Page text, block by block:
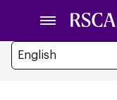
hoofdinhoud
Looking for
You’re currently